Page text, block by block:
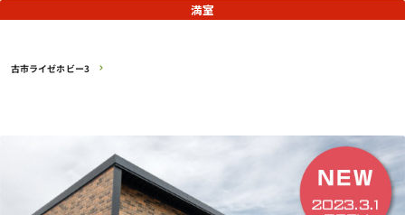
古市ライゼホビー3
満室